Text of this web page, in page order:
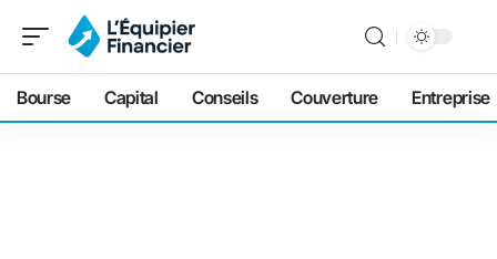
Bourse Capital Conseils Couverture Entreprise